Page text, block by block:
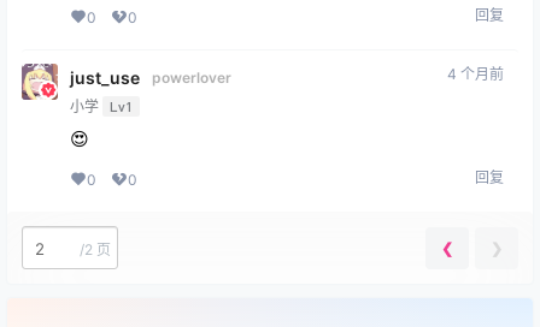
0 0 回复
just_use
powerlover
小学 Lv1
4 个月前
😍
0 0 回复
/2 页 ❮ ❯